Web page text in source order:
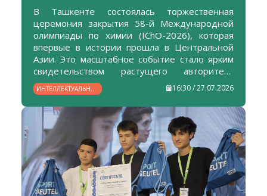
В Ташкенте состоялась торжественная
церемония закрытия 58-й Международной
олимпиады по химии (IChO-2026), которая
впервые в истории прошла в Центральной
Азии. Это масштабное событие стало ярким
свидетельством растущего авторитета
Узбекистана в мировом научно-
образовательном пространстве и еще одним
подтверждением эффективности
проводимых в стране реформ в сфере
образования.
ИНТЕЛЛЕКТУАЛЬНЫЙ
ПОТЕНЦИАЛ
УЗБЕКИСТАНА
16:30 / 27.07.2026